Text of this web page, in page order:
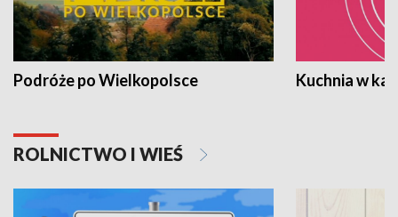
Podróże po Wielkopolsce Kuchnia w
ROLNICTWO I WIEŚ